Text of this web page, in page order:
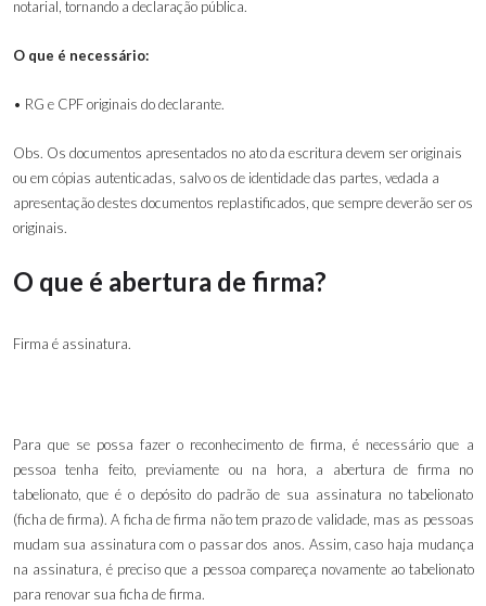
notarial, tornando a declaração pública.
O que é necessário:
• RG e CPF originais do declarante.
Obs. Os documentos apresentados no ato da escritura devem ser originais
ou em cópias autenticadas, salvo os de identidade das partes, vedada a
apresentação destes documentos replastificados, que sempre deverão ser os
originais.
O que é abertura de firma?
Firma é assinatura.
Para que se possa fazer o reconhecimento de firma, é necessário que a
pessoa tenha feito, previamente ou na hora, a abertura de firma no
tabelionato, que é o depósito do padrão de sua assinatura no tabelionato
(ficha de firma). A ficha de firma não tem prazo de validade, mas as pessoas
mudam sua assinatura com o passar dos anos. Assim, caso haja mudança
na assinatura, é preciso que a pessoa compareça novamente ao tabelionato
para renovar sua ficha de firma.